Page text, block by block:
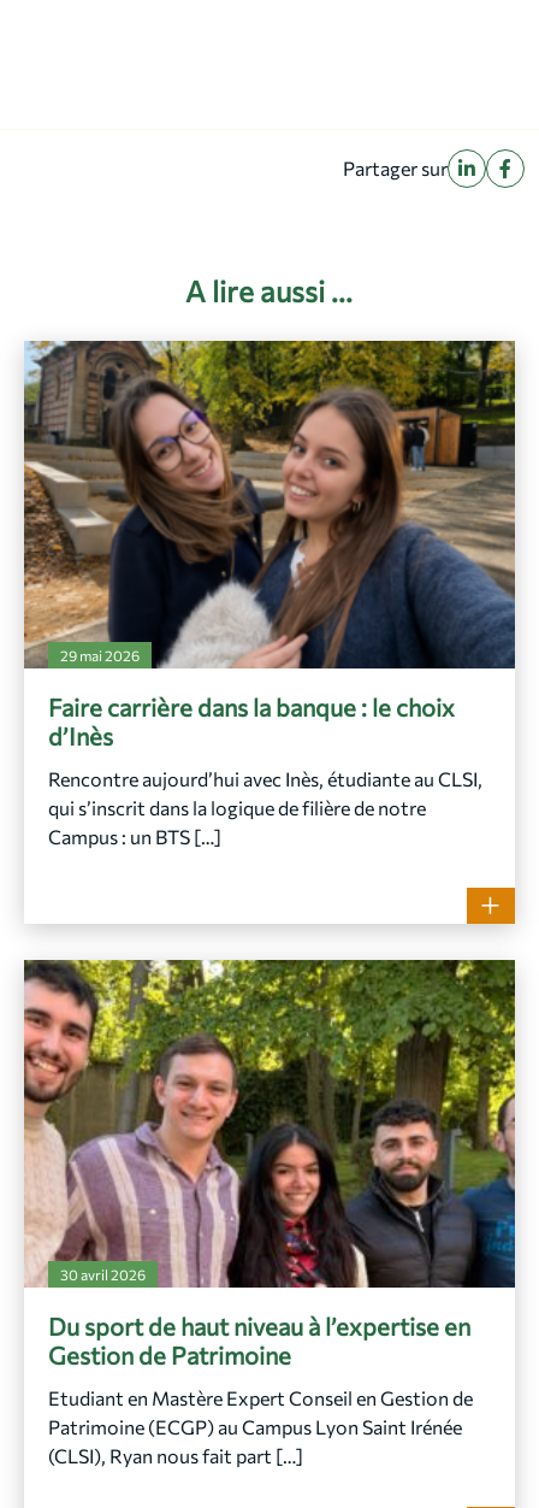
Partager sur
A lire aussi ...
29 mai 2026
Faire carrière dans la banque : le choix
d’Inès
Rencontre aujourd’hui avec Inès, étudiante au CLSI,
qui s’inscrit dans la logique de filière de notre
Campus : un BTS […]
30 avril 2026
Du sport de haut niveau à l’expertise en
Gestion de Patrimoine
Etudiant en Mastère Expert Conseil en Gestion de
Patrimoine (ECGP) au Campus Lyon Saint Irénée
(CLSI), Ryan nous fait part […]